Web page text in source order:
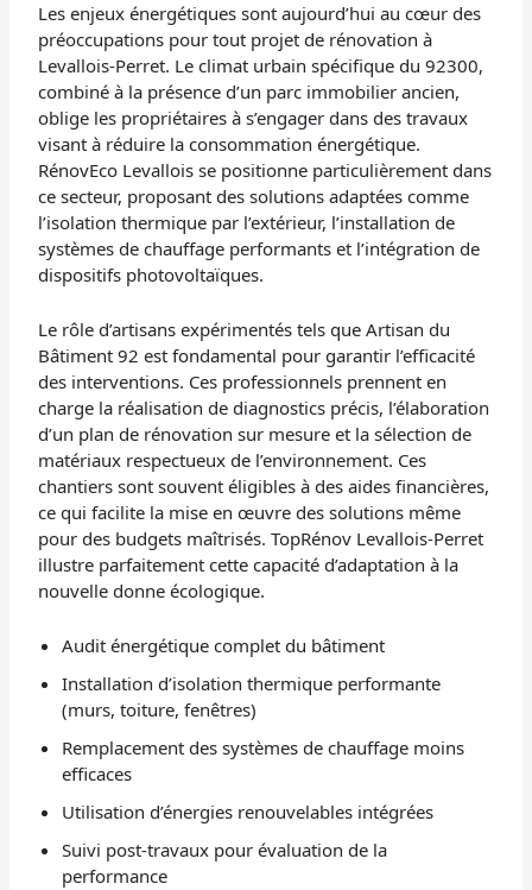
Les enjeux énergétiques sont aujourd’hui au cœur des
préoccupations pour tout projet de rénovation à
Levallois-Perret. Le climat urbain spécifique du 92300,
combiné à la présence d’un parc immobilier ancien,
oblige les propriétaires à s’engager dans des travaux
visant à réduire la consommation énergétique.
RénovEco Levallois se positionne particulièrement dans
ce secteur, proposant des solutions adaptées comme
l’isolation thermique par l’extérieur, l’installation de
systèmes de chauffage performants et l’intégration de
dispositifs photovoltaïques.
Le rôle d’artisans expérimentés tels que Artisan du
Bâtiment 92 est fondamental pour garantir l’efficacité
des interventions. Ces professionnels prennent en
charge la réalisation de diagnostics précis, l’élaboration
d’un plan de rénovation sur mesure et la sélection de
matériaux respectueux de l’environnement. Ces
chantiers sont souvent éligibles à des aides financières,
ce qui facilite la mise en œuvre des solutions même
pour des budgets maîtrisés. TopRénov Levallois-Perret
illustre parfaitement cette capacité d’adaptation à la
nouvelle donne écologique.
Audit énergétique complet du bâtiment
Installation d’isolation thermique performante
(murs, toiture, fenêtres)
Remplacement des systèmes de chauffage moins
efficaces
Utilisation d’énergies renouvelables intégrées
Suivi post-travaux pour évaluation de la
performance